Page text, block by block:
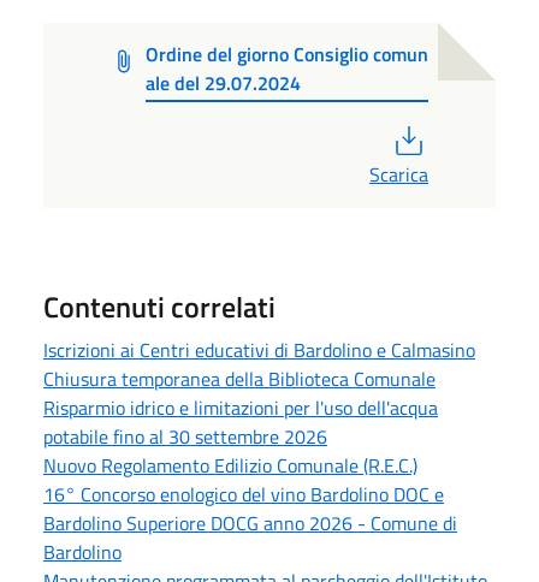
Ordine del giorno Consiglio comun
ale del 29.07.2024
Scarica
Contenuti correlati
Iscrizioni ai Centri educativi di Bardolino e Calmasino
Chiusura temporanea della Biblioteca Comunale
Risparmio idrico e limitazioni per l'uso dell'acqua
potabile fino al 30 settembre 2026
Nuovo Regolamento Edilizio Comunale (R.E.C.)
16° Concorso enologico del vino Bardolino DOC e
Bardolino Superiore DOCG anno 2026 - Comune di
Bardolino